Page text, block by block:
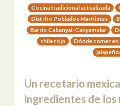
Cocina tradicional actualizada
Distrito Poblados Marítimos
Barrio Cabanyal-Canyamelar
chile rojo
Dónde comer en
Un recetario
ingredientes de los